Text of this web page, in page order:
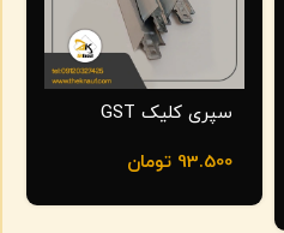
سپری کلیک GST
93.500 تومان